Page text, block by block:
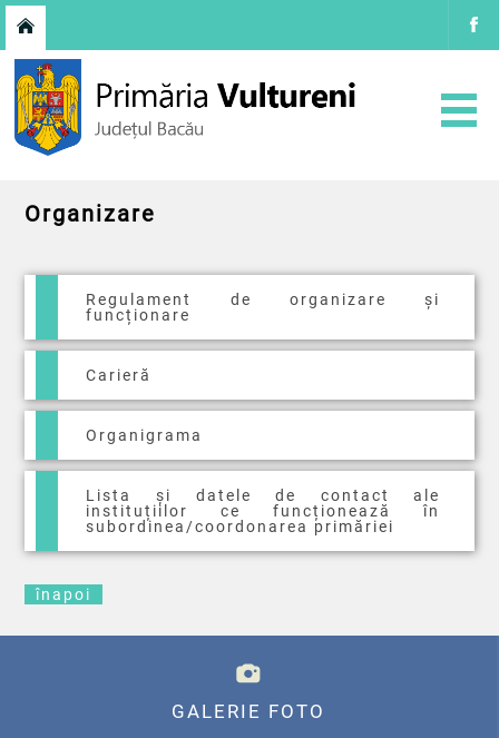
Organizare
Regulament de organizare și
funcționare
Carieră
Organigrama
Lista și datele de contact ale
instituțiilor ce funcționează în
subordinea/coordonarea primăriei
înapoi
GALERIE FOTO